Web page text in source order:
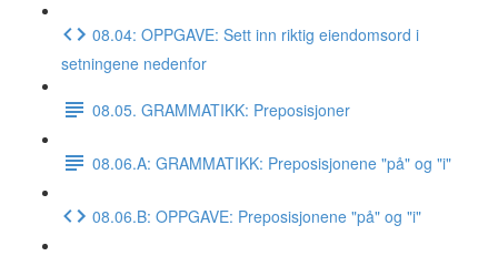
08.04: OPPGAVE: Sett inn riktig eiendomsord i
setningene nedenfor
08.05. GRAMMATIKK: Preposisjoner
08.06.A: GRAMMATIKK: Preposisjonene "på" og "i"
08.06.B: OPPGAVE: Preposisjonene "på" og "i"